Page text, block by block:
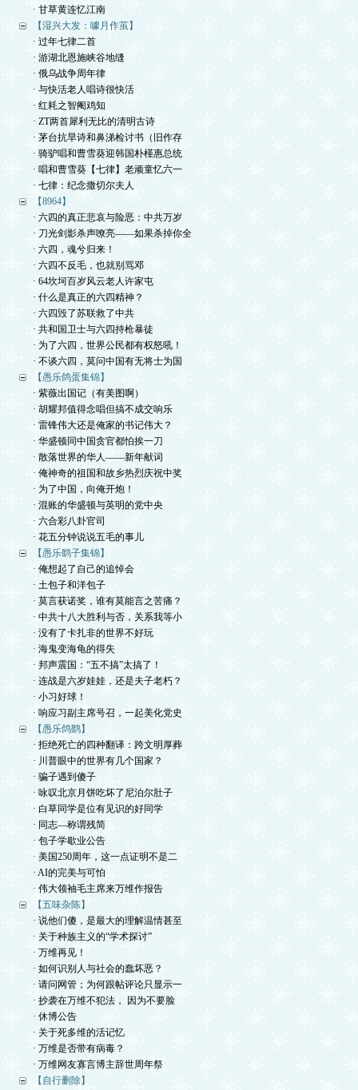
· 甘草黄连忆江南
【湿兴大发：噱月作茧】
· 过年七律二首
· 游湖北恩施峡谷地缝
· 俄乌战争周年律
· 与快活老人唱诗很快活
· 红耗之智阉鸡知
· ZT两首犀利无比的清明古诗
· 茅台抗旱诗和鼻涕检讨书（旧作存
· 骑驴唱和曹雪葵迎韩国朴槿惠总统
· 唱和曹雪葵【七律】老顽童忆六一
· 七律：纪念撒切尔夫人
【8964】
· 六四的真正悲哀与险恶：中共万岁
· 刀光剑影杀声嘹亮——如果杀掉你全
· 六四，魂兮归来！
· 六四不反毛，也就别骂邓
· 64坎坷百岁风云老人许家屯
· 什么是真正的六四精神？
· 六四毁了苏联救了中共
· 共和国卫士与六四持枪暴徒
· 为了六四，世界公民都有权怒吼！
· 不谈六四，莫问中国有无将士为国
【愚乐鸽蛋集锦】
· 紫薇出国记（有美图啊）
· 胡耀邦值得念唱但搞不成交响乐
· 雷锋伟大还是俺家的书记伟大？
· 华盛顿同中国贪官都怕挨一刀
· 散落世界的华人——新年献词
· 俺神奇的祖国和故乡热烈庆祝中奖
· 为了中国，向俺开炮！
· 混账的华盛顿与英明的党中央
· 六合彩八卦官司
· 花五分钟说说五毛的事儿
【愚乐鹞子集锦】
· 俺想起了自己的追悼会
· 土包子和洋包子
· 莫言获诺奖，谁有莫能言之苦痛？
· 中共十八大胜利与否，关系我等小
· 没有了卡扎非的世界不好玩
· 海鬼变海龟的得失
· 邦声震国：“五不搞”太搞了！
· 连战是六岁娃娃，还是夫子老朽？
· 小习好球！
· 响应习副主席号召，一起美化党史
【愚乐鸽鹞】
· 拒绝死亡的四种翻译：跨文明厚葬
· 川普眼中的世界有几个国家？
· 骗子遇到傻子
· 咏叹北京月饼吃坏了尼泊尔肚子
· 白草同学是位有见识的好同学
· 同志—称谓残简
· 包子学歇业公告
· 美国250周年，这一点证明不是二
· AI的完美与可怕
· 伟大领袖毛主席来万维作报告
【五味杂陈】
· 说他们傻，是最大的理解温情甚至
· 关于种族主义的“学术探讨”
· 万维再见！
· 如何识别人与社会的蠢坏恶？
· 请问网管；为何跟帖评论只显示一
· 抄袭在万维不犯法， 因为不要脸
· 休博公告
· 关于死多维的活记忆
· 万维是否带有病毒？
· 万维网友寡言博主辞世周年祭
【自行删除】